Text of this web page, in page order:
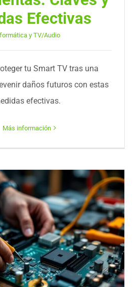
Efectivas
y TV/Audio
tu Smart TV tras una
daños futuros con estas
efectivas.
Más información